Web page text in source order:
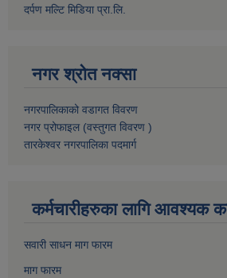
दर्पण मल्टि मिडिया प्रा.लि.
नगर श्रोत नक्सा
नगरपालिकाको वडागत विवरण
नगर प्रोफाइल (वस्तुगत विवरण )
तारकेश्वर नगरपालिका पदमार्ग
कर्मचारीहरुका लागि आवश्यक
सवारी साधन माग फारम
माग फारम